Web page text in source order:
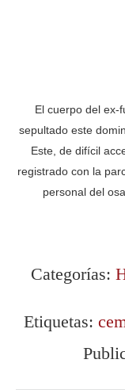
El cuerpo del ex-
sepultado este
Este, de difícil
registrado con la
personal del
Categorías:
Etiquetas: